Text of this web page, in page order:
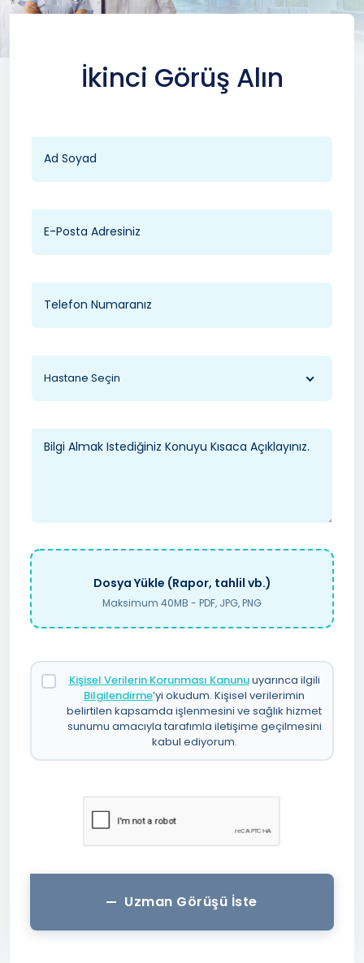
İkinci Görüş Alın
Hastane Seçin
Dosya Yükle (Rapor, tahlil vb.)
Maksimum 40MB - PDF, JPG, PNG
Kişisel Verilerin Korunması Kanunuuyarınca ilgili
Bilgilendirme’yi okudum. Kişisel verilerimin
belirtilen kapsamda işlenmesini ve sağlık hizmet
sunumu amacıyla tarafımla iletişime geçilmesini
kabul ediyorum.
Uzman Görüşü İste